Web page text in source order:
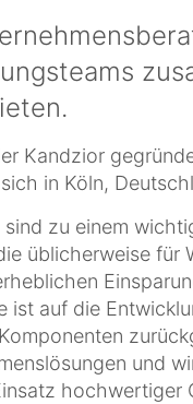
Kandzior
in Köln,
zu einem
üblicherweise für
ist auf die
und
hochwertiger